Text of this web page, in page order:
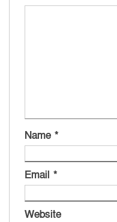
Name *
Email *
Website